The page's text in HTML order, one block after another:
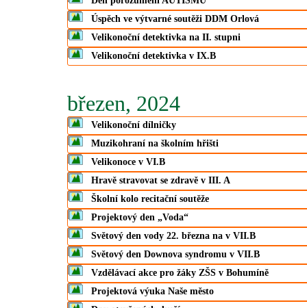
Úspěch ve výtvarné soutěži DDM Orlová
Velikonoční detektivka na II. stupni
Velikonoční detektivka v IX.B
březen, 2024
Velikonoční dílničky
Muzikohraní na školním hřišti
Velikonoce v VI.B
Hravě stravovat se zdravě v III. A
Školní kolo recitační soutěže
Projektový den „Voda“
Světový den vody 22. března na v VII.B
Světový den Downova syndromu v VII.B
Vzdělávací akce pro žáky ZŠS v Bohumíně
Projektová výuka Naše město